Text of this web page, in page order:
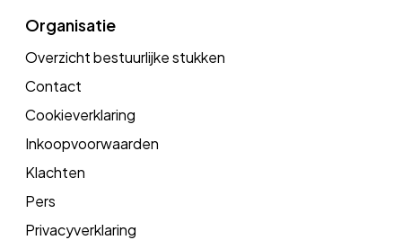
Organisatie
Overzicht bestuurlijke stukken
Contact
Cookieverklaring
Inkoopvoorwaarden
Klachten
Pers
Privacyverklaring